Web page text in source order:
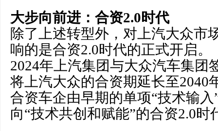
大步向前进：合资2.0时代
除了上述转型外，对上汽大众市
响的是合资2.0时代的正式开启。
2024年上汽集团与大众汽车集团
将上汽大众的合资期延长至2040
合资车企由早期的单项“技术输
向“技术共创和赋能”的合资2.0时